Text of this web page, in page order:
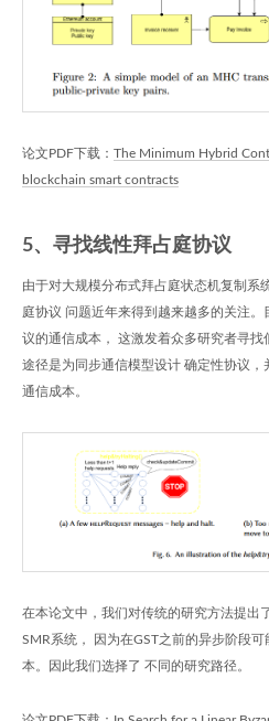
论文PDF下载： The Minimum Hybrid
blockchain smart contracts
5、寻找线性拜占庭协议
由于对大规模分布式拜占庭状态机复制系
庭协议 问题近年来得到越来越多的关注
议的通信成本， 这激发着众多研究者寻
途径是为同步通信模型设计 确定性协议
通信成本。
在本论文中，我们对传统的研究方法提出
SMR系统， 因为在GST之前的异步阶段
本。因此我们选择了 不同的研究路径。